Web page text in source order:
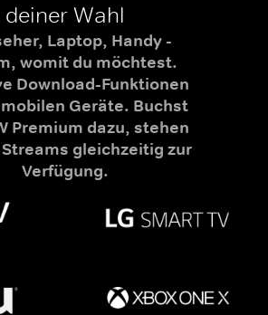
deiner Wahl
Laptop, Handy -
womit du möchtest.
Download-Funktionen
Geräte. Buchst
Premium dazu, stehen
gleichzeitig zur
Verfügung.